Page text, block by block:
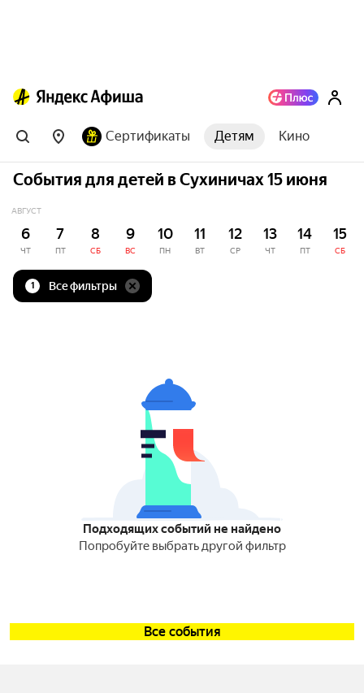
Сертификаты Детям Кино
События для детей в Сухиничах 15 июня
АВГУСТ
6
ЧТ
7
ПТ
8
СБ
9
ВС
10
ПН
11
ВТ
12
СР
13
ЧТ
14
ПТ
15
СБ
1 Все фильтры
Подходящих событий не найдено
Попробуйте выбрать другой фильтр
Все события